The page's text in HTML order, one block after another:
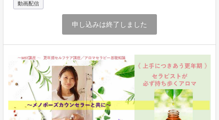
動画配信
申し込みは終了しました